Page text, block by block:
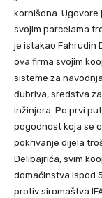
kornišona. Ugovore
svojim parcelama
je istakao Fahrudin
ova firma svojim
sisteme za
đubriva, sredstva
inžinjera. Po prvi
pogodnost koja se
pokrivanje dijela
Delibajrića, svim
domaćinstva ispod
protiv siromaštva